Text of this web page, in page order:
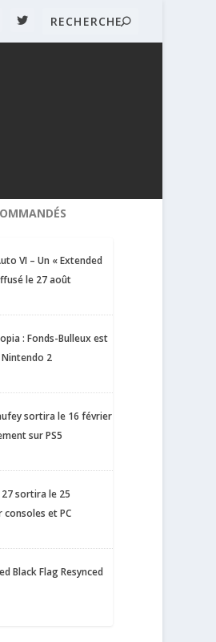
VI – Un « Extended
le 27 août
: Fonds-Bulleux est
2
sortira le 16 février
sur PS5
27 sortira le 25
et PC
Black Flag Resynced